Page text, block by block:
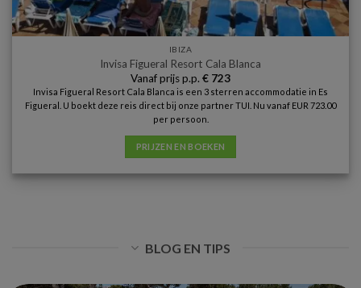
IBIZA
Invisa Figueral Resort Cala Blanca
Vanaf prijs p.p. € 723
Invisa Figueral Resort Cala Blanca is een 3 sterren accommodatie in Es
Figueral. U boekt deze reis direct bij onze partner TUI. Nu vanaf EUR 723.00
per persoon.
PRIJZEN EN BOEKEN
BLOG EN TIPS